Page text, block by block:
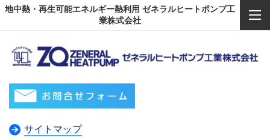
地中熱・再生可能エネルギー熱利用 ゼネラルヒートポンプ工
業株式会社
サイトマップ